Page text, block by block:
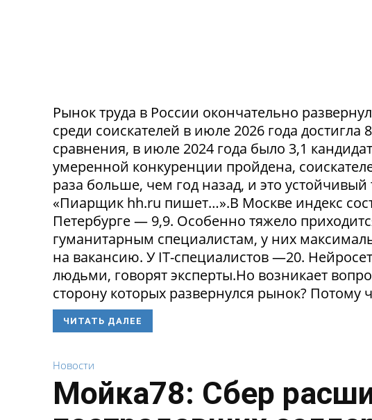
Рынок труда в России окончательно
среди соискателей в июле 2026 года
сравнения, в июле 2024 года было 3,1
умеренной конкуренции пройдена,
раза больше, чем год назад, и это
«Пиарщик hh.ru пишет…».В Москве индекс
Петербурге — 9,9. Особенно тяжело
гуманитарным специалистам, у них
на вакансию. У IT-специалистов —20.
людьми, говорят эксперты.Но возникает
сторону которых развернулся рынок? Потому
ЧИТАТЬ ДАЛЕЕ
Новости
Мойка78: Сбер